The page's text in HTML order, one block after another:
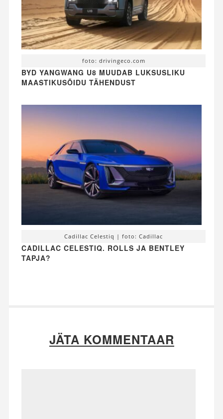
foto: drivingeco.com
BYD YANGWANG U8 MUUDAB LUKSUSLIKU
MAASTIKUSÕIDU TÄHENDUST
Cadillac Celestiq | foto: Cadillac
CADILLAC CELESTIQ. ROLLS JA BENTLEY
TAPJA?
JÄTA KOMMENTAAR